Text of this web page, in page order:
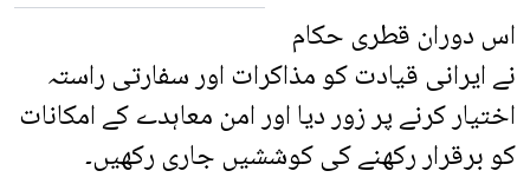
اس دوران قطری حکام
نے ایرانی قیادت کو مذاکرات اور سفارتی راستہ
اختیار کرنے پر زور دیا اور امن معاہدے کے امکانات
کو برقرار رکھنے کی کوششیں جاری رکھیں۔